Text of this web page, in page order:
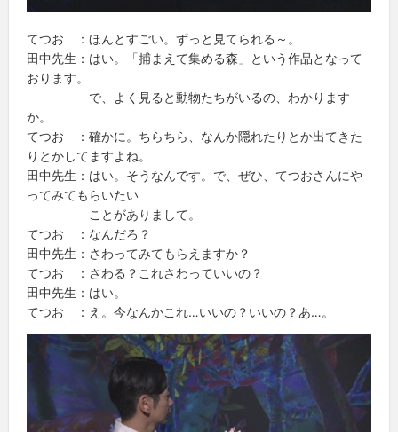
てつお ：ほんとすごい。ずっと見てられる～。
田中先生：はい。「捕まえて集める森」という作品となって
おります。
で、よく見ると動物たちがいるの、わかります
か。
てつお ：確かに。ちらちら、なんか隠れたりとか出てきた
りとかしてますよね。
田中先生：はい。そうなんです。で、ぜひ、てつおさんにや
ってみてもらいたい
ことがありまして。
てつお ：なんだろ？
田中先生：さわってみてもらえますか？
てつお ：さわる？これさわっていいの？
田中先生：はい。
てつお ：え。今なんかこれ…いいの？いいの？あ…。